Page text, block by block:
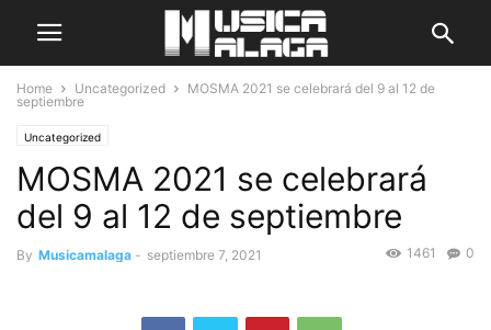
Home Uncategorized
MOSMA 2021 se celebrará del 9 al 12 de
septiembre
Uncategorized
MOSMA 2021 se celebrará
del 9 al 12 de septiembre
By Musicamalaga - septiembre 7, 2021 0
1461